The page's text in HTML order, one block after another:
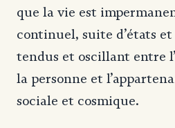
que la vie est
continuel, suite d’états et
tendus et oscillant entre
la personne et
sociale et cosmique.